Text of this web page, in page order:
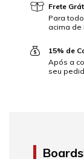
Frete
Para
acima de
15% de
Após a
seu